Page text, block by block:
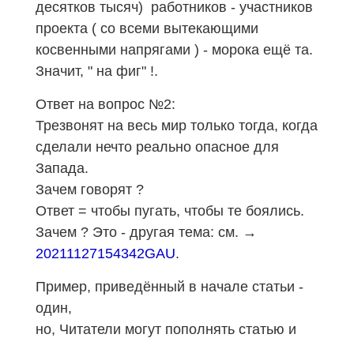
десятков тысяч) работников - участников
проекта ( со всеми вытекающими
косвенными напрягами ) - морока ещё та.
Значит, " на фиг" !.
Ответ на вопрос №2:
Трезвонят на весь мир только тогда, когда
сделали нечто реально опасное для
Запада.
Зачем говорят ?
Ответ = чтобы пугать, чтобы те боялись.
Зачем ? Это - другая тема: см. →
20211127154342GAU.
Пример, приведённый в начале статьи -
один,
но, Читатели могут пополнять статью и